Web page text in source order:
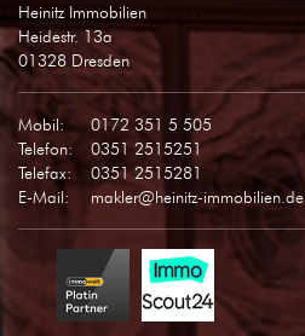
Heinitz Immobilien
Heidestr. 13a
01328 Dresden
Mobil:
0172 351 5 505
Telefon:
0351 2515251
Telefax:
0351 2515281
E-Mail:
makler@heinitz-immobilien.de